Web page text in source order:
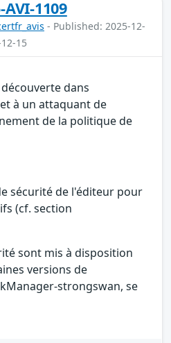
AVI-1109
- Published: 2025-12-
15
dans
à un attaquant de
de la politique de
sécurité de l'éditeur pour
(cf. section
sont mis à disposition
versions de
strongswan, se